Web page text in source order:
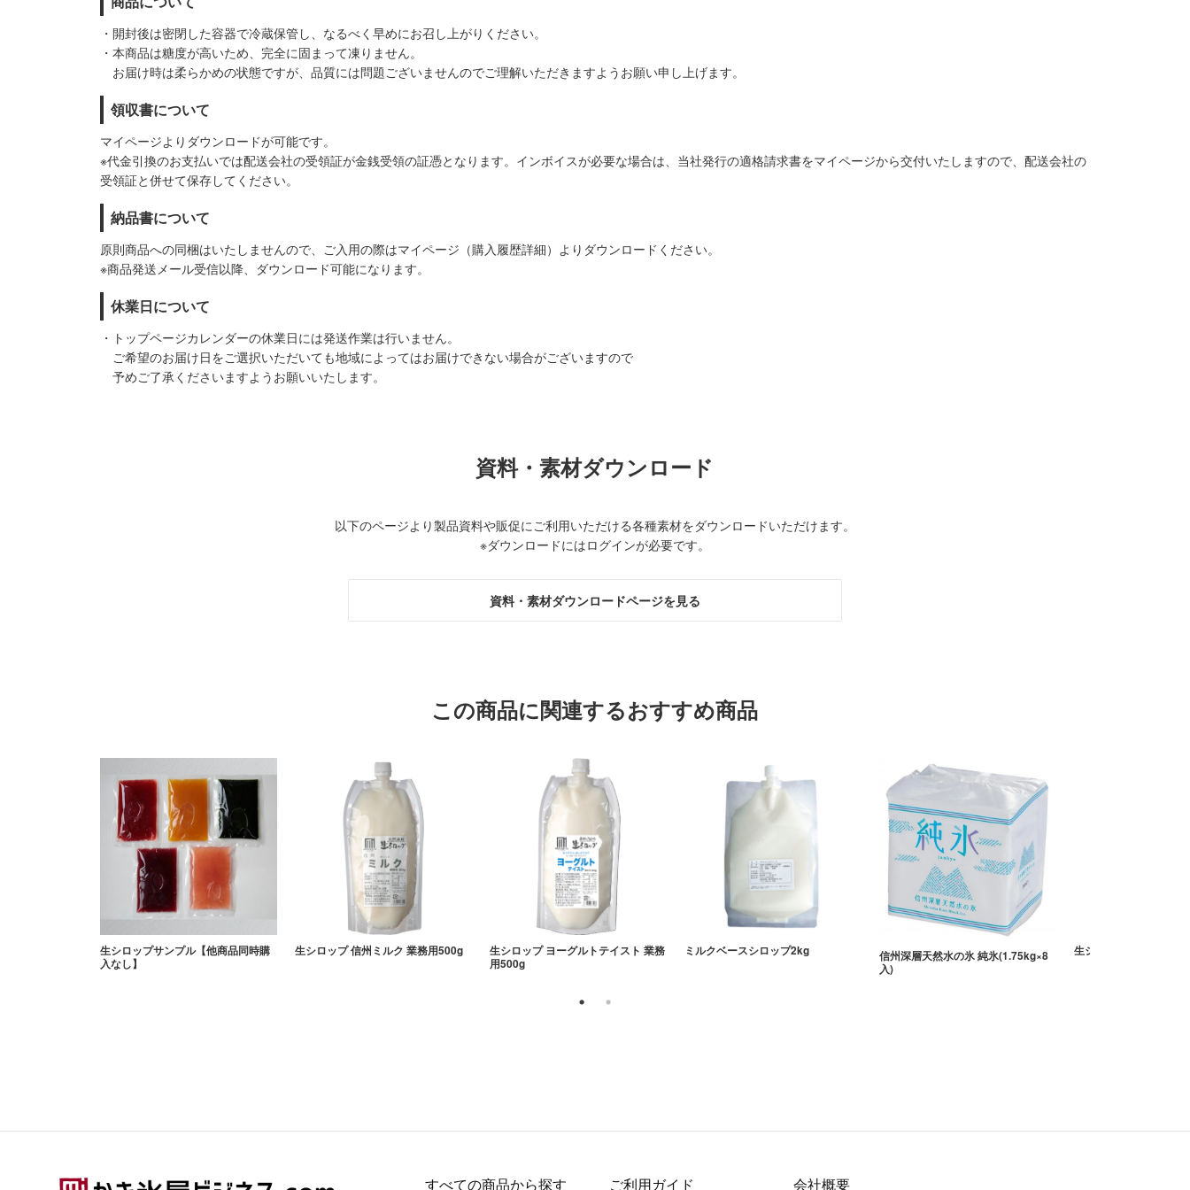
・開封後は密閉した容器で冷蔵保管し、なるべく早めにお召し上がりください。
・本商品は糖度が高いため、完全に固まって凍りません。
お届け時は柔らかめの状態ですが、品質には問題ございませんのでご理解いただきますようお願い申し上げます。
領収書について
マイページよりダウンロードが可能です。
※代金引換のお支払いでは配送会社の受領証が金銭受領の証憑となります。インボイスが必要な場合は、当社発行の適格請求書をマイページから交付いたしますので、配送会社の
受領証と併せて保存してください。
納品書について
原則商品への同梱はいたしませんので、ご入用の際はマイページ（購入履歴詳細）よりダウンロードください。
※商品発送メール受信以降、ダウンロード可能になります。
休業日について
・トップページカレンダーの休業日には発送作業は行いません。
ご希望のお届け日をご選択いただいても地域によってはお届けできない場合がございますので
予めご了承くださいますようお願いいたします。
資料・素材ダウンロード
以下のページより製品資料や販促にご利用いただける各種素材をダウンロードいただけます。
※ダウンロードにはログインが必要です。
資料・素材ダウンロードページを見る
この商品に関連するおすすめ商品
生シロップサンプル【他商品同時購
入なし】
生シロップ 信州ミルク 業務用500g
生シロップ ヨーグルトテイスト 業務
用500g
ミルクベースシロップ2kg
信州深層天然水の氷 純氷(1.75kg×8
入)
生シロップ 国産いちご
すべての商品から探す ご利用ガイド 会社概要